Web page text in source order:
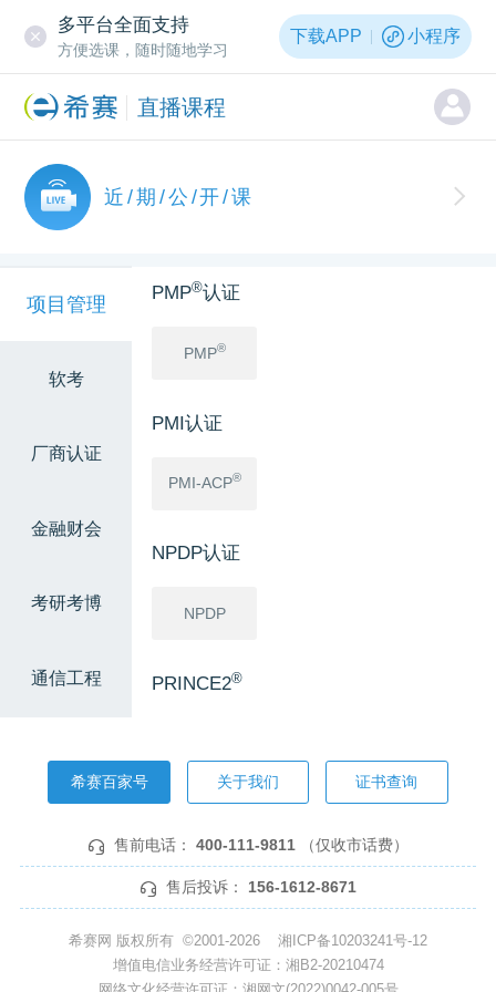
多平台全面支持
方便选课，随时随地学习
下载APP 小程序
直播课程
近/期/公/开/课
项目管理
软考
厂商认证
金融财会
考研考博
通信工程
PMP®认证
PMP®
PMI认证
PMI-ACP®
NPDP认证
NPDP
PRINCE2®
信息系统项
目管理师
网络规划设
系统架构设
系统规划与
管理师
希赛百家号 关于我们 证书查询
售前电话： 400-111-9811 （仅收市话费）
售后投诉： 156-1612-8671
希赛网 版权所有 ©2001-2026 湘ICP备10203241号-12
增值电信业务经营许可证：湘B2-20210474